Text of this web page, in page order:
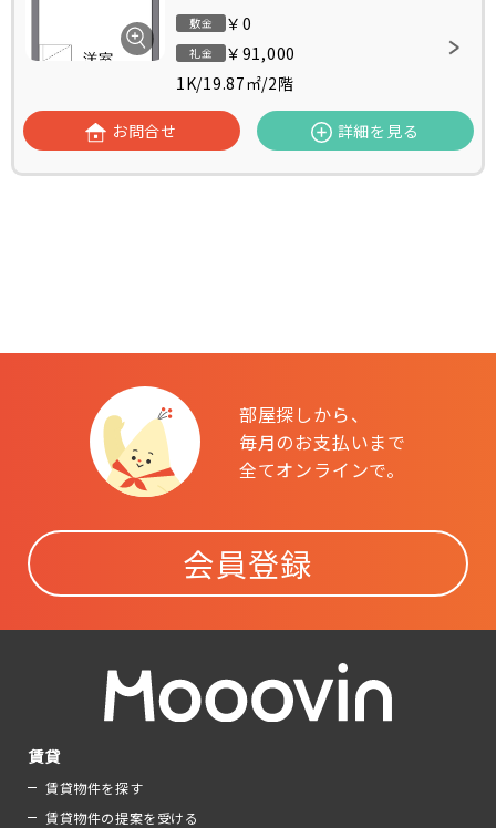
敷金 ￥0
礼金
￥91,000
1K/19.87㎡/2階
お問合せ 詳細を見る
部屋探しから、
毎月のお支払いまで
全てオンラインで。
会員登録
賃貸
賃貸物件を探す
賃貸物件の提案を受ける